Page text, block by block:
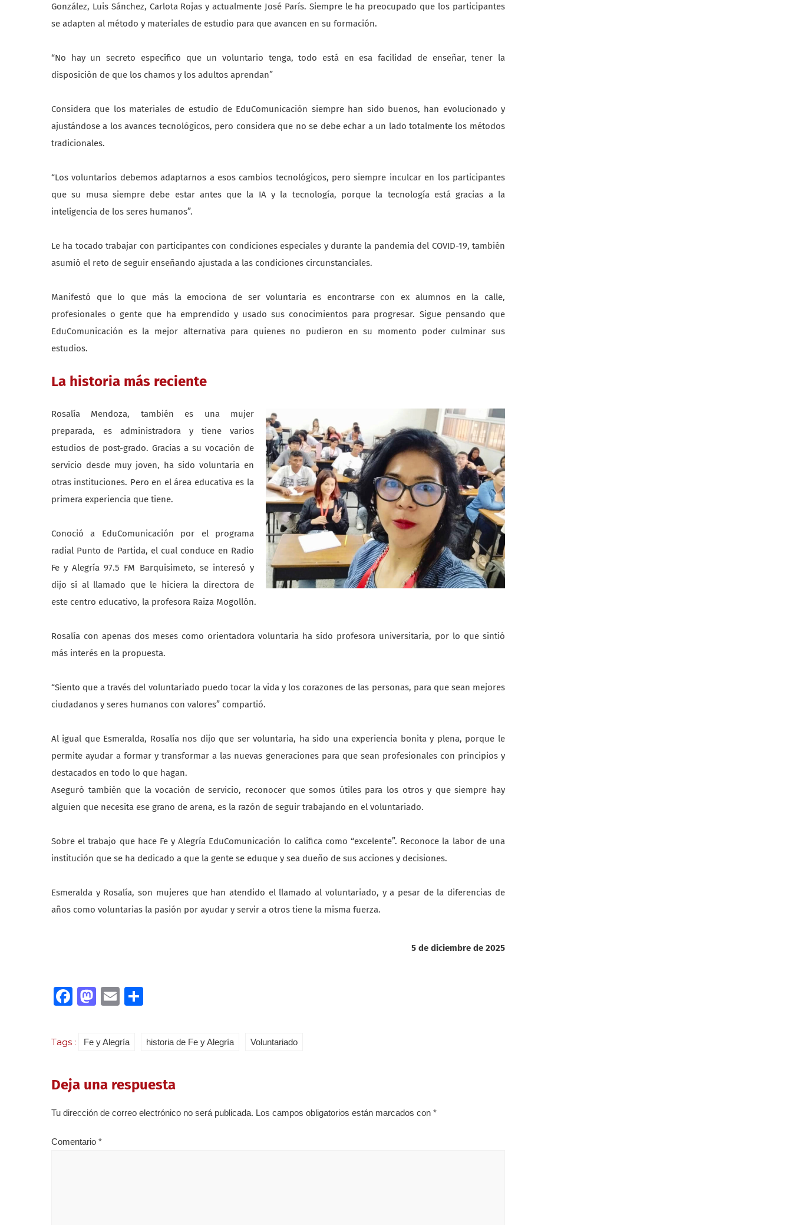
González, Luis Sánchez, Carlota Rojas y actualmente José París. Siempre le ha preocupado que los participantes
se adapten al método y materiales de estudio para que avancen en su formación.
“No hay un secreto específico que un voluntario tenga, todo está en esa facilidad de enseñar, tener la
disposición de que los chamos y los adultos aprendan”
Considera que los materiales de estudio de EduComunicación siempre han sido buenos, han evolucionado y
ajustándose a los avances tecnológicos, pero considera que no se debe echar a un lado totalmente los métodos
tradicionales.
“Los voluntarios debemos adaptarnos a esos cambios tecnológicos, pero siempre inculcar en los participantes
que su musa siempre debe estar antes que la IA y la tecnología, porque la tecnología está gracias a la
inteligencia de los seres humanos”.
Le ha tocado trabajar con participantes con condiciones especiales y durante la pandemia del COVID-19, también
asumió el reto de seguir enseñando ajustada a las condiciones circunstanciales.
Manifestó que lo que más la emociona de ser voluntaria es encontrarse con ex alumnos en la calle,
profesionales o gente que ha emprendido y usado sus conocimientos para progresar. Sigue pensando que
EduComunicación es la mejor alternativa para quienes no pudieron en su momento poder culminar sus
estudios.
La historia más reciente
Rosalía Mendoza, también es una mujer
preparada, es administradora y tiene varios
estudios de post-grado. Gracias a su vocación de
servicio desde muy joven, ha sido voluntaria en
otras instituciones. Pero en el área educativa es la
primera experiencia que tiene.
Conoció a EduComunicación por el programa
radial Punto de Partida, el cual conduce en Radio
Fe y Alegría 97.5 FM Barquisimeto, se interesó y
dijo sí al llamado que le hiciera la directora de
este centro educativo, la profesora Raiza Mogollón.
Rosalía con apenas dos meses como orientadora voluntaria ha sido profesora universitaria, por lo que sintió
más interés en la propuesta.
“Siento que a través del voluntariado puedo tocar la vida y los corazones de las personas, para que sean mejores
ciudadanos y seres humanos con valores” compartió.
Al igual que Esmeralda, Rosalía nos dijo que ser voluntaria, ha sido una experiencia bonita y plena, porque le
permite ayudar a formar y transformar a las nuevas generaciones para que sean profesionales con principios y
destacados en todo lo que hagan.
Aseguró también que la vocación de servicio, reconocer que somos útiles para los otros y que siempre hay
alguien que necesita ese grano de arena, es la razón de seguir trabajando en el voluntariado.
Sobre el trabajo que hace Fe y Alegría EduComunicación lo califica como “excelente”. Reconoce la labor de una
institución que se ha dedicado a que la gente se eduque y sea dueño de sus acciones y decisiones.
Esmeralda y Rosalía, son mujeres que han atendido el llamado al voluntariado, y a pesar de la diferencias de
años como voluntarias la pasión por ayudar y servir a otros tiene la misma fuerza.
5 de diciembre de 2025
FacebookMastodonEmail
Tags : Fe y Alegría historia de Fe y Alegría Voluntariado
Deja una respuesta
Tu dirección de correo electrónico no será publicada. Los campos obligatorios están marcados con *
Comentario *